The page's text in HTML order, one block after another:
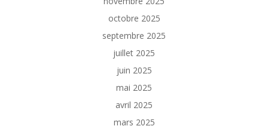
octobre 2025
septembre 2025
juillet 2025
juin 2025
mai 2025
avril 2025
mars 2025